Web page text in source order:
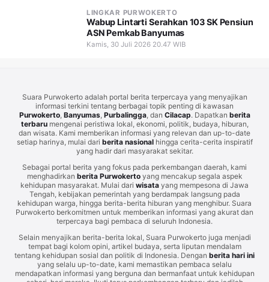
LINGKAR PURWOKERTO
Wabup Lintarti Serahkan 103 SK Pensiun
ASN Pemkab Banyumas
Kamis, 30 Juli 2026 20.47 WIB
Suara Purwokerto adalah portal berita terpercaya yang menyajikan
informasi terkini tentang berbagai topik penting di kawasan
Purwokerto, Banyumas, Purbalingga, dan Cilacap. Dapatkan berita
terbarumengenai peristiwa lokal, ekonomi, politik, budaya, hiburan,
dan wisata. Kami memberikan informasi yang relevan dan up-to-date
setiap harinya, mulai dari berita nasionalhingga cerita-cerita inspiratif
yang hadir dari masyarakat sekitar.
Sebagai portal berita yang fokus pada perkembangan daerah, kami
menghadirkan berita Purwokertoyang mencakup segala aspek
kehidupan masyarakat. Mulai dari wisata yang mempesona di Jawa
Tengah, kebijakan pemerintah yang berdampak langsung pada
kehidupan warga, hingga berita-berita hiburan yang menghibur. Suara
Purwokerto berkomitmen untuk memberikan informasi yang akurat dan
terpercaya bagi pembaca di seluruh Indonesia.
Selain menyajikan berita-berita lokal, Suara Purwokerto juga menjadi
tempat bagi kolom opini, artikel budaya, serta liputan mendalam
tentang kehidupan sosial dan politik di Indonesia. Dengan berita hari ini
yang selalu up-to-date, kami memastikan pembaca selalu
mendapatkan informasi yang berguna dan bermanfaat untuk kehidupan